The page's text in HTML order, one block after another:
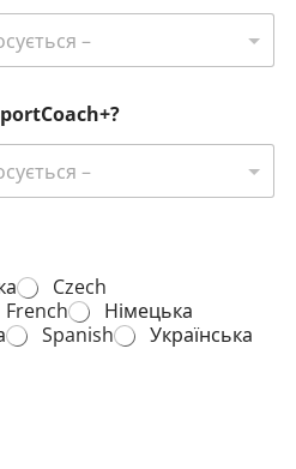
Czech
French
Німецька
Spanish
Українська